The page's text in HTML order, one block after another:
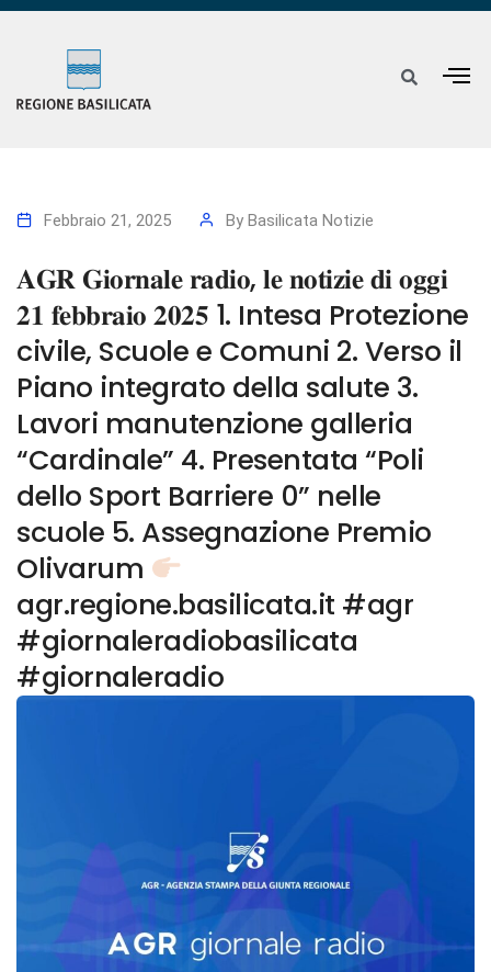
Febbraio 21, 2025 By Basilicata Notizie
𝐀𝐆𝐑 𝐆𝐢𝐨𝐫𝐧𝐚𝐥𝐞 𝐫𝐚𝐝𝐢𝐨, 𝐥𝐞 𝐧𝐨𝐭𝐢𝐳𝐢𝐞 𝐝𝐢 𝐨𝐠𝐠𝐢
𝟐𝟏 𝐟𝐞𝐛𝐛𝐫𝐚𝐢𝐨 𝟐𝟎𝟐𝟓 1. Intesa Protezione
civile, Scuole e Comuni 2. Verso il
Piano integrato della salute 3.
Lavori manutenzione galleria
“Cardinale” 4. Presentata “Poli
dello Sport Barriere 0” nelle
scuole 5. Assegnazione Premio
Olivarum
agr.regione.basilicata.it #agr
#giornaleradiobasilicata
#giornaleradio